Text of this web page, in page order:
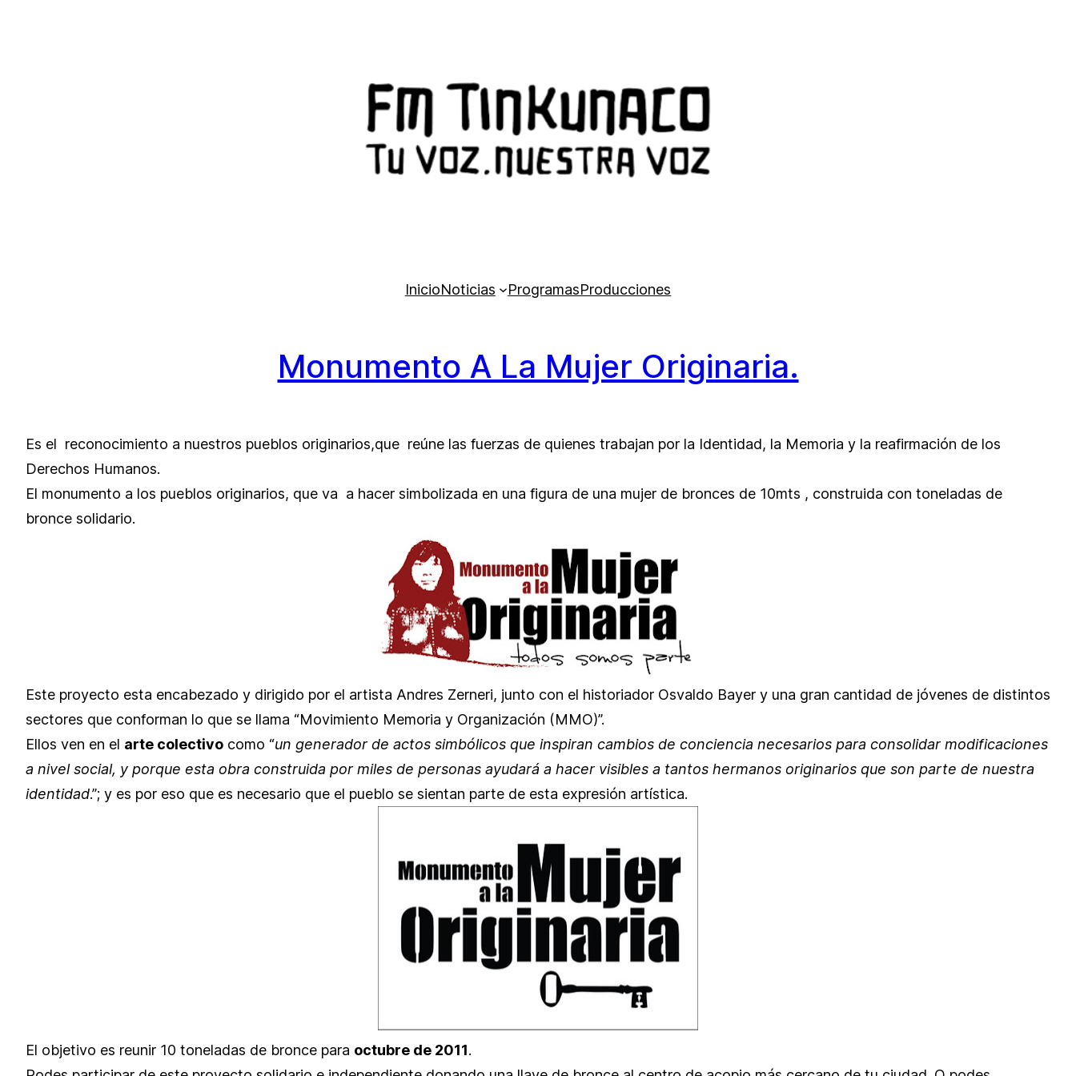
InicioNoticias ProgramasProducciones
Monumento A La Mujer Originaria.
Es el reconocimiento a nuestros pueblos originarios,que reúne las fuerzas de quienes trabajan por la Identidad, la Memoria y la reafirmación de los
Derechos Humanos.
El monumento a los pueblos originarios, que va a hacer simbolizada en una figura de una mujer de bronces de 10mts , construida con toneladas de
bronce solidario.
Este proyecto esta encabezado y dirigido por el artista Andres Zerneri, junto con el historiador Osvaldo Bayer y una gran cantidad de jóvenes de distintos
sectores que conforman lo que se llama “Movimiento Memoria y Organización (MMO)”.
Ellos ven en el arte colectivo como “un generador de actos simbólicos que inspiran cambios de conciencia necesarios para consolidar modificaciones
a nivel social, y porque esta obra construida por miles de personas ayudará a hacer visibles a tantos hermanos originarios que son parte de nuestra
identidad.”; y es por eso que es necesario que el pueblo se sientan parte de esta expresión artística.
El objetivo es reunir 10 toneladas de bronce para octubre de 2011.